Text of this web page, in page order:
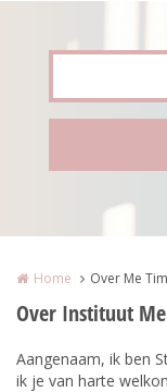
Home Over Me
Over Instituut
Aangenaam, ik ben
ik je van harte